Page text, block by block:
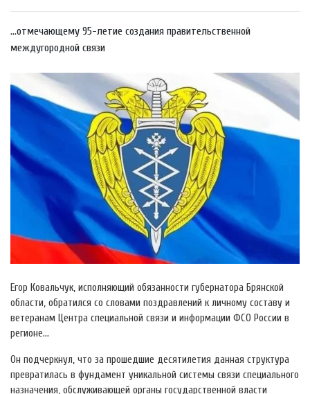
...отмечающему 95-летие создания правительственной
междугородной связи
Егор Ковальчук, исполняющий обязанности губернатора Брянской
области, обратился со словами поздравлений к личному составу и
ветеранам Центра специальной связи и информации ФСО России в
регионе…
Он подчеркнул, что за прошедшие десятилетия данная структура
превратилась в фундамент уникальной системы связи специального
назначения, обслуживающей органы государственной власти